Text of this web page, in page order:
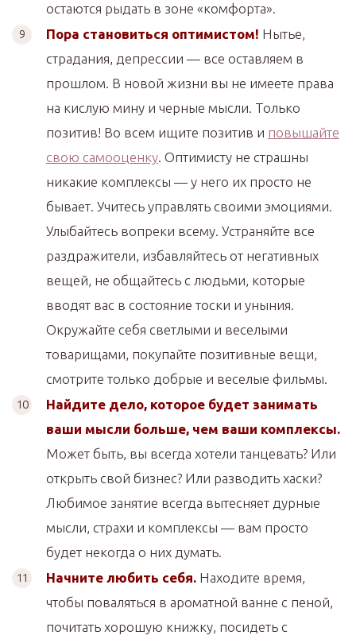
остаются рыдать в зоне «комфорта».
Пора становиться оптимистом! Нытье,
страдания, депрессии — все оставляем в
прошлом. В новой жизни вы не имеете права
на кислую мину и черные мысли. Только
позитив! Во всем ищите позитив и повышайте
свою самооценку. Оптимисту не страшны
никакие комплексы — у него их просто не
бывает. Учитесь управлять своими эмоциями.
Улыбайтесь вопреки всему. Устраняйте все
раздражители, избавляйтесь от негативных
вещей, не общайтесь с людьми, которые
вводят вас в состояние тоски и уныния.
Окружайте себя светлыми и веселыми
товарищами, покупайте позитивные вещи,
смотрите только добрые и веселые фильмы.
Найдите дело, которое будет занимать
ваши мысли больше, чем ваши комплексы.
Может быть, вы всегда хотели танцевать? Или
открыть свой бизнес? Или разводить хаски?
Любимое занятие всегда вытесняет дурные
мысли, страхи и комплексы — вам просто
будет некогда о них думать.
Начните любить себя. Находите время,
чтобы поваляться в ароматной ванне с пеной,
почитать хорошую книжку, посидеть с